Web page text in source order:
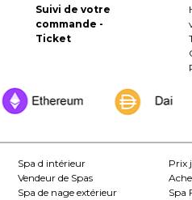
Suivi de votre
commande -
Ticket
Spa d intérieur
Prix
Vendeur de Spas
Spa de nage extérieur
Spa